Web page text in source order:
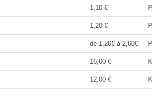
1,10 €
1,20 €
de 1,20€ à 2,60€
16,00 €
12,00 €